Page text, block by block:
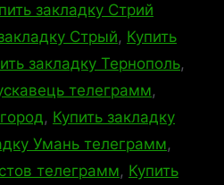
закладку Стрий
Стрый, Купить
закладку Тернополь,
телеграмм,
, Купить закладку
Умань телеграмм,
телеграмм, Купить